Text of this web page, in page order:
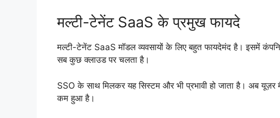
मल्टी-टेनेंट SaaS के प्रमुख फायदे
मल्टी-टेनेंट SaaS मॉडल व्यवसायों के लिए बहुत फायदेमंद है। इसमें
सब कुछ क्लाउड पर चलता है।
SSO के साथ मिलकर यह सिस्टम और भी प्रभावी हो जाता है। अब
कम हुआ है।